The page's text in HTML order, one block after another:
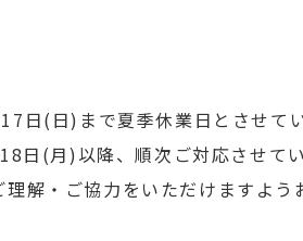
日(日)まで夏季休業日とさせて
日(月)以降、順次ご対応させて
解・ご協力をいただけますよう